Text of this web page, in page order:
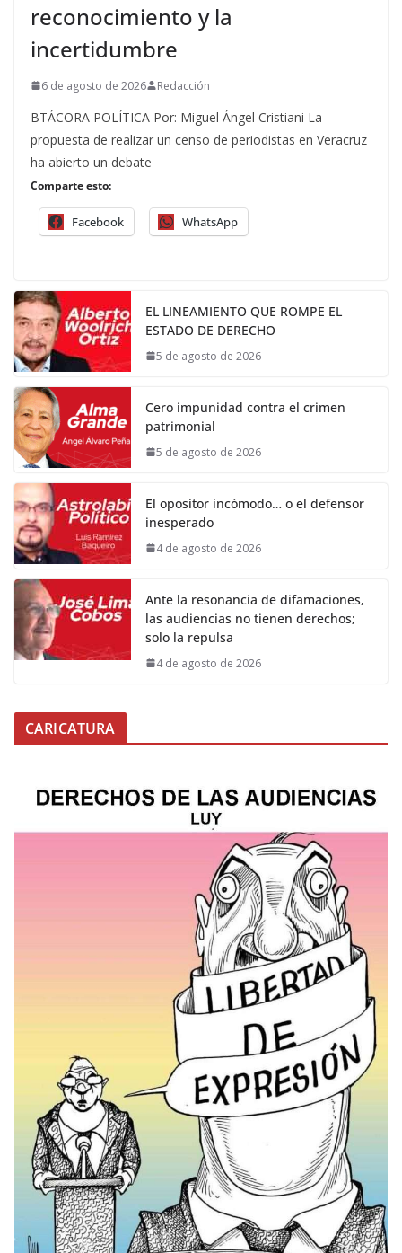
reconocimiento y la
incertidumbre
6 de agosto de 2026 Redacción
BTÁCORA POLÍTICA Por: Miguel Ángel Cristiani La
propuesta de realizar un censo de periodistas en Veracruz
ha abierto un debate
Comparte esto:
Facebook WhatsApp
EL LINEAMIENTO QUE ROMPE EL
ESTADO DE DERECHO
5 de agosto de 2026
Cero impunidad contra el crimen
patrimonial
5 de agosto de 2026
El opositor incómodo… o el defensor
inesperado
4 de agosto de 2026
Ante la resonancia de difamaciones,
las audiencias no tienen derechos;
solo la repulsa
4 de agosto de 2026
CARICATURA